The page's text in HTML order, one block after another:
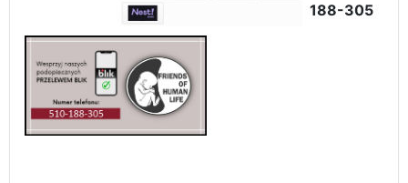
188-305